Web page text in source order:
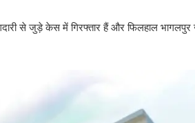
से जुड़े केस में गिरफ्तार हैं और फिलहाल